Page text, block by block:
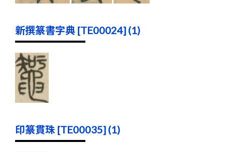
新撰篆書字典 [TE00024] (1)
印篆貫珠 [TE00035] (1)